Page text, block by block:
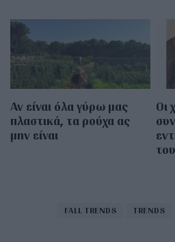
Αν είναι όλα γύρω μας
πλαστικά, τα ρούχα ας
μην είναι
Οι
FALL TRENDS TRENDS